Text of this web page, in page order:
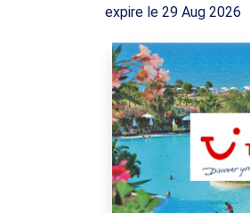
expire le 29 Aug 2026